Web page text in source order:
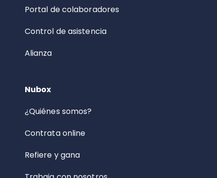
Portal de colaboradores
Control de asistencia
Alianza
Nubox
¿Quiénes somos?
Contrata online
Refiere y gana